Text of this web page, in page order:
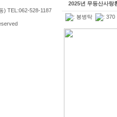
2025년 무등산사랑
: 봉병탁 : 370
) TEL:062-528-1187